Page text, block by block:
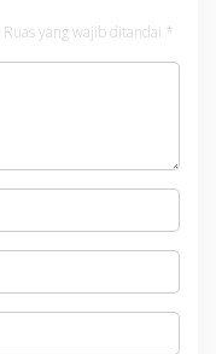
Ruas yang wajib ditandai *